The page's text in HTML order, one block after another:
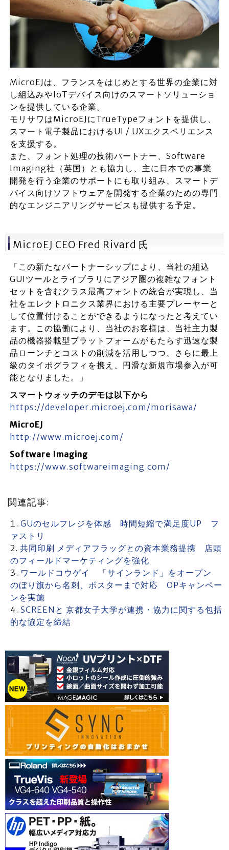
MicroEJは、フランスをはじめとする世界の企業に対
し組込みやIoTデバイス向けのスマートソリューショ
ンを提供している企業。
モリサワはMicroEJにTrueTypeフォントを提供し、
スマート電子製品におけるUI / UXエクスペリエンス
を支援する。
また、フォント処理の技術パートナー、Software
Imaging社（英国）とも協力し、主に日本での事業
開発を行う企業のサポートにも取り組み、スマートデ
バイス向けソフトウェアを開発する企業のための専門
的なエンジニアリングサービスも提供する予定。
MicroEJ CEO Fred Rivard 氏
「この新たなパートナーシップにより、当社の組込
GUIツールとライブラリにアジア圏の複雑なフォント
セットを含むクラス最高フォントの統合が実現し、当
社をエレクトロニクス業界における主要プレーヤーと
して位置付けることができるようになったと考えてい
ます。この協働により、当社のお客様は、当社主力製
品の機器搭載型プラットフォームがもたらす迅速な製
品ローンチとコストの削減を活用しつつ、さらに最上
級のタイポグラフィを携え、円滑な新規市場参入が可
能となりました。」
スマートウォッチのデモは以下から
https://developer.microej.com/morisawa/
MicroEJ
http://www.microej.com/
Software Imaging
https://www.softwareimaging.com/
関連記事:
GUのセルフレジを体感 時間短縮で満足度UP フ
ァストリ
共同印刷 メディアフラッグとの資本業務提携 店頭
のフィールドマーケティングを強化
ワールドコウゲイ 「サインランド」をオープン
のぼり旗から名刺、ポスターまで対応 OPキャンペー
ンを実施
SCREENと 京都女子大学が連携・協力に関する包括
的な協定を締結